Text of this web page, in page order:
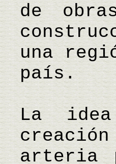
de
una
país.
La
arteria